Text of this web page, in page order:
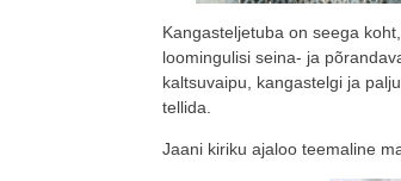
Kangasteljetuba on seega
loomingulisi seina- ja
kaltsuvaipu, kangastelgi ja
tellida.
Jaani kiriku ajaloo teemaline